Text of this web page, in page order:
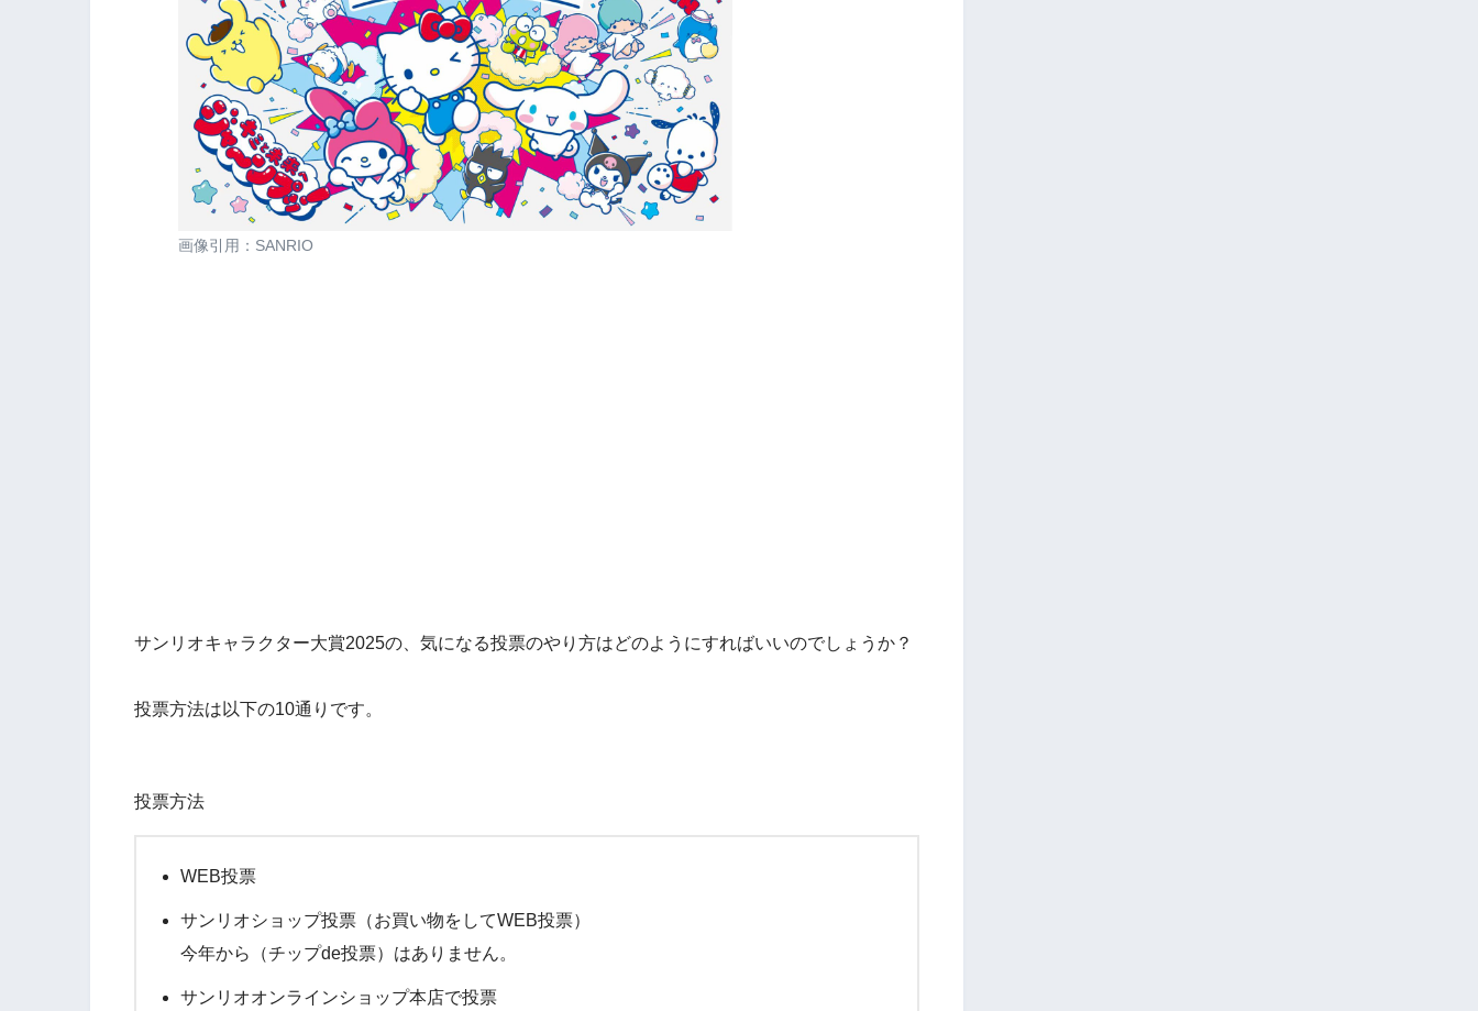
画像引用：SANRIO
サンリオキャラクター大賞2025の、気になる投票のやり方はどのようにすればいいのでしょうか？
投票方法は以下の10通りです。
投票方法
WEB投票
サンリオショップ投票（お買い物をしてWEB投票）
今年から（チップde投票）はありません。
サンリオオンラインショップ本店で投票